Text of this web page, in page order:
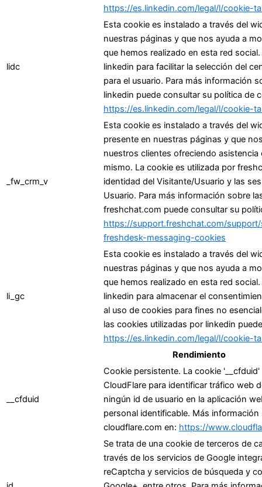
https://es.linkedin.com/legal/l/cookie-
lidc
Esta cookie es instalado a través del
nuestras páginas y que nos ayuda a
que hemos realizado en esta red
linkedin para facilitar la selección del
para el usuario. Para más información
linkedin puede consultar su política de
https://es.linkedin.com/legal/l/cookie-
_fw_crm_v
Esta cookie es instalado a través del
presente en nuestras páginas y que
nuestros clientes ofreciendo
mismo. La cookie es utilizada por
identidad del Visitante/Usuario y las
Usuario. Para más información sobre
freshchat.com puede consultar su
https://support.freshchat.com/
freshdesk-messaging-cookies
li_gc
Esta cookie es instalado a través del
nuestras páginas y que nos ayuda a
que hemos realizado en esta red
linkedin para almacenar el
al uso de cookies para fines no
las cookies utilizadas por linkedin
https://es.linkedin.com/legal/l/cookie-
Rendimiento
__cfduid
Cookie persistente. La cookie
CloudFlare para identificar tráfico web
ningún id de usuario en la aplicación
personal identificable. Más
cloudflare.com en: https://
Se trata de una cookie de terceros de
través de los servicios de Google
reCaptcha y servicios de búsqueda y